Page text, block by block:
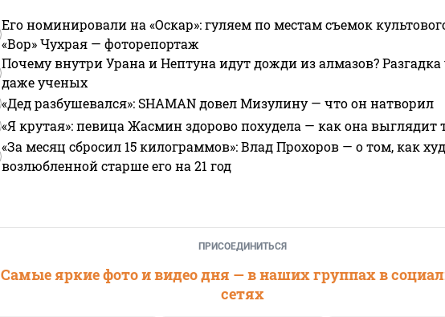
Его номинировали на «Оскар»: гуляем по местам съемок
«Вор» Чухрая — фоторепортаж
Почему внутри Урана и Нептуна идут дожди из алмазов?
даже ученых
«Дед разбушевался»: SHAMAN довел Мизулину — что он натворил
«Я крутая»: певица Жасмин здорово похудела — как она выглядит
«За месяц сбросил 15 килограммов»: Влад Прохоров — о том, как
возлюбленной старше его на 21 год
ПРИСОЕДИНИТЬСЯ
Самые яркие фото и видео дня — в наших группах в
сетях